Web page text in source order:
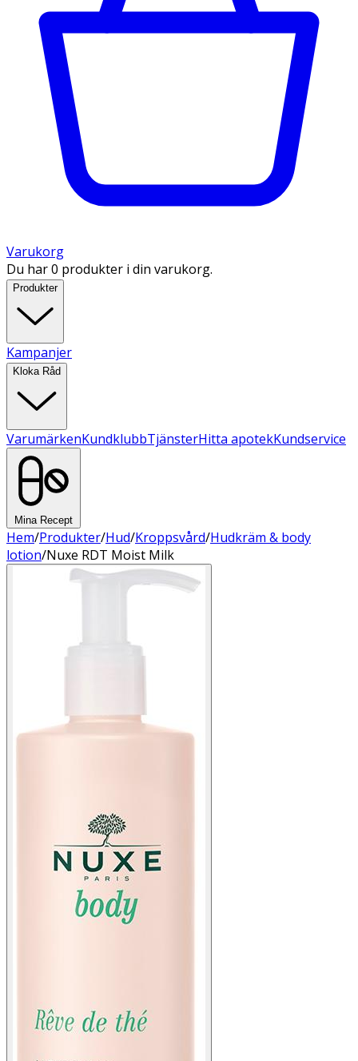
Varukorg
Du har 0 produkter i din varukorg.
Produkter
Kampanjer
Kloka Råd
VarumärkenKundklubbTjänsterHitta apotekKundservice
Mina Recept
Hem/Produkter/Hud/Kroppsvård/Hudkräm & body
lotion/Nuxe RDT Moist Milk